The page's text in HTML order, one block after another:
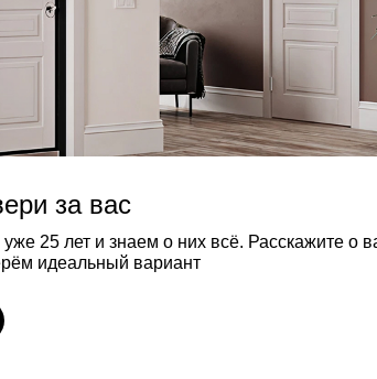
за вас
25 лет и знаем о них всё. Расскажите о
идеальный вариант